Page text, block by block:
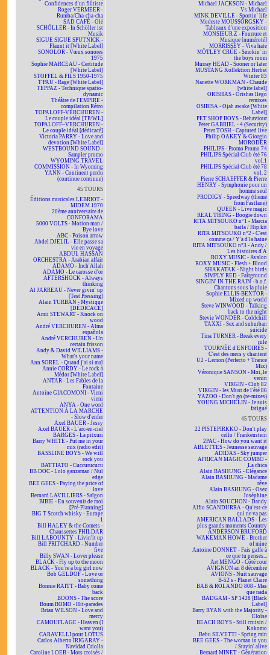
Confidences d'un flûtiste
Roger VERMEER -
Rumba/Cha-cha-cha
SAD CAFÉ - Olé
SCHÖLLER - In Schöller ist
Musik
SIGUE SIGUE SPUTNICK -
Flaunt it [White Label]
SONOLOR - Vœux sonores
1975
Sophie MARCEAU - Certitude
[White Label]
STOFFEL & FILS 1950-1975
T'PAU - Rage [White Label]
TEPPAZ - Technique spatio-
dynamic
Théâtre de l'EMPIRE -
compilation Rétro
TOPALOFF-VERCHUREN -
Le couple idéal [TP/WL]
TOPALOFF~VERCHUREN -
Le couple idéal [dédicacé]
Victoria PARRY - Love and
devotion [White Label]
WESTBOUND SOUND -
Sampler promo
WYOMING TRAVEL
COMMISSION - In Wyoming
YANN - Continent perdu
(continue continue)
45 TOURS
Éditions musicales LEBRIOT -
MIDEM 1970
20ème anniversaire de
CONFORAMA
5000 VOLTS - Motion man /
Bye love
ABC - Poison arrow
Abdel DJELIL - Elle passe sa
vie en voyage
ABDUL HASSAN
ORCHESTRA - Arabian affair
ADAMO - Inch'Allah
ADAMO - Le carosse d'or
AFTERSHOCK - Always
thinking
Al JARREAU - Never givin' up
[Test Pressing]
Alain TURBAN - Mystique
[DÉDICACÉ]
Amii STEWART - Knock on
wood
André VERCHUREN - Alma
española
André VERCHUREN - Un
certain frisson
Andy & David WILLIAMS -
What's your name
Ann SOREL - Quand j'ai si mal
Annie CORDY - Le rock à
Médor [White Label]
ANTAR - Les Fables de la
Fontaine
Antoine GIACOMONI - Vieni
vieni
ANYA - One word
ATTENTION À LA MARCHE
- Slow d'enfer
Axel BAUER - Jessy
Axel BAUER - L'arc-en-ciel
BARGES - La pitxuri
Barry WHITE - Put me in your
mix (radio edit)
BASSLINE BOYS - We will
rock you
BATTIATO - Cuccurucucu
BB DOC - Lolo ganzaman / Nul
edge
BEE GEES - Paying the price of
love
Bernard LAVILLIERS - Saïgon
BIBIE - En souvenir de moi
[Pré-Planning]
BIG T Scotch whisky - Europe
1
Bill HALEY & the Comets -
Chaussettes PHILDAR
Bill LABOUNTY - Livin'it up
Bill PRITCHARD - Number
five
Billy SWAN - Lover please
BLACK - Fly up to the moon
BLACK - You're a big girl now
Bob GELDOF - Love or
something
Bonnie RAITT - Baby come
back
BOONS - The score
Boum BOMO - Hit-parades
Brian WILSON - Love and
mercy
CAMOUFLAGE - Heaven (I
want you)
CARAVELLI pour LOTUS
Carlos Alberto IRIGARAY -
Navidad Criolla
Caroline LOEB - Mots croisés /
Michael JACKSON - Michael
Vs Michael
MINK DEVILLE - Sportin' life
Modeste MOUSSORGSKY -
Tableaux d'une exposition
MONSIEUR Z - Fourrure et
Musique [numéroté]
MORRISSEY - Viva hate
MÖTLEY CRÜE - Smokin' in
the boys room
Murray HEAD - Sooner or later
MUSTANG Kollektion Herbst
Winter 83
Nanette WORKMAN - Chaude
[white label]
ORISHAS - Orishas llego
remixes
OSIBISA - Ojah awake [White
Label]
PET SHOP BOYS - Behaviour
Peter GABRIEL - 4 (Security)
Peter TOSH - Captured live
Philip OAKEY & Giorgio
MORODER
PHILIPS - Promo Promo 74
PHILIPS Spécial Club été 76
vol.1
PHILIPS Spécial Club été 78
vol. 2
Pierre SCHAEFFER & Pierre
HENRY - Symphonie pour un
homme seul
PRODIGY - Speedway (theme
from Fastlane)
QUEEN - Live magic
REAL THING - Boogie down
RITA MITSOUKO n°1 - Marcia
baila / Hip kit
RITA MITSOUKO n°2 - C'est
comme ça / Y'a d'la haine
RITA MITSOUKO n°3 - Andy /
Les histoires d'A
ROXY MUSIC - Avalon
ROXY MUSIC - Flesh + Blood
SHAKATAK - Night birds
SIMPLY RED - Fairground
SINGIN' IN THE RAIN - b.o.f.
Chantons sous la pluie
Sophie ELLIS-BEXTOR -
Mixed up world
Steve WINWOOD - Talking
back to the night
Stevie WONDER - Coldchill
TAXXI - Sex and suburban
suicide
Tina TURNER - Break every
rule
TOURNÉE d'ENFOIRÉS -
C'est des mecs y chantent
U2 - Lemon (Perfecto + Trance
Mix)
Véronique SANSON - Moi, le
venin
VIRGIN - Club 82
VIRGIN - les Must de l'été 86
YAZOO - Don't go (re-mixes)
YOUNG MICHELIN - Je suis
fatigué
45 TOURS
22 PISTEPIRKKO - Don't play
cello / Frankenstein
2PAC - How do you want it
ABLETTES - Jeunesse sauvage
ADIDAS - Sky jumper
AFRICAN MAGIC COMBO -
La chica
Alain BASHUNG - Élégance
Alain BASHUNG - Madame
rêve
Alain BASHUNG - Osez
Joséphine
Alain SOUCHON - Dandy
Alfio SCANDURRA - Qu'est-ce
qui ne va pas
AMERICAN BALLADS - Les
plus grands moments Country
ANDERSON BRUFORD
WAKEMAN HOWE - Brother
of mine
Antoine DONNET - Fais gaffe à
ce que tu penses...
Art MENGO - Côté cour
AVIGNON au 8 décembre
AVIONS - Nuit sauvage
B-52's - Planet Claire
BAB & ROLANDO 808 - Mas
que nada
BADGAM - SP 1428 [Black
Label]
Barry RYAN with the Majority -
Eloïse
BEACH BOYS - Still cruisin /
Kokomo
Bebu SILVETTI - Spring rain
BEE GEES - The woman in you
/ Stayin' alive
Bernard MINET - Génération